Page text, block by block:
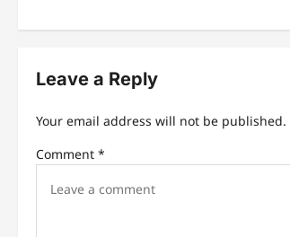
a
v
i
Leave a Reply
Your email address will not be published.
Comment *